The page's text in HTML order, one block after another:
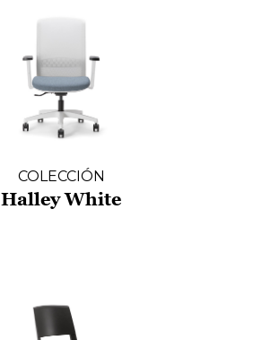
COLECCIÓN
Halley White